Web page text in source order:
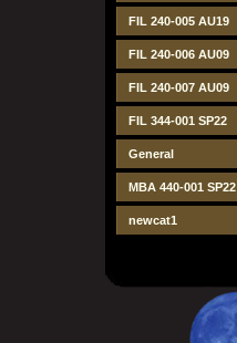
FIL 240-005 AU19
FIL 240-006 AU09
FIL 240-007 AU09
FIL 344-001 SP22
General
MBA 440-001 SP22
newcat1